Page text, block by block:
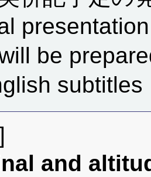
be
subtitles
and